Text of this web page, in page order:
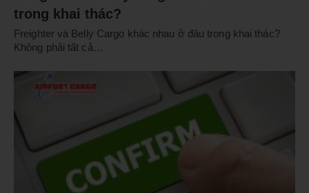
trong khai thác?
Freighter và Belly Cargo khác nhau ở đâu trong khai thác?
Không phải tất cả…